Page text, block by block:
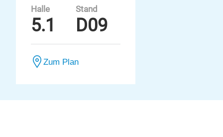
Halle
5.1
Stand
D09
Zum Plan